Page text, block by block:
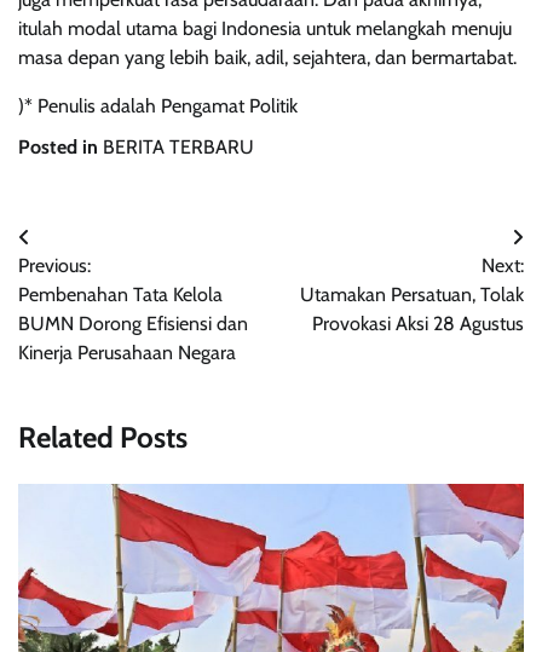
itulah modal utama bagi Indonesia untuk melangkah menuju
masa depan yang lebih baik, adil, sejahtera, dan bermartabat.
)* Penulis adalah Pengamat Politik
Posted in BERITA TERBARU
Navigasi
pos
Previous:
Pembenahan Tata Kelola
BUMN Dorong Efisiensi dan
Kinerja Perusahaan Negara
Next:
Utamakan Persatuan, Tolak
Provokasi Aksi 28 Agustus
Related Posts